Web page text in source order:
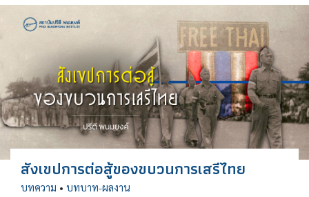
สังเขปการต่อสู้ของขบวนการเสรีไทย
บทความ • บทบาท-ผลงาน